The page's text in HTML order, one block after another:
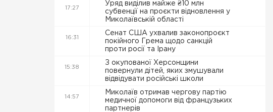
17:27
Уряд виділив майже ₴10 млн
субвенції на проєкти відновлення у
Миколаївській області
16:31
Сенат США ухвалив законопроєкт
покійного Грема щодо санкцій
проти росії та Ірану
15:38
З окупованої Херсонщини
повернули дітей, яких змушували
відвідувати російські школи
14:57
Миколаїв отримав чергову партію
медичної допомоги від французьких
партнерів